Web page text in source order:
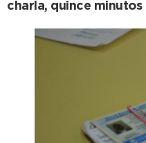
charla, quince minutos